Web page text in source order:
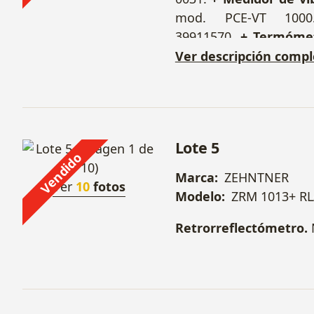
mod. PCE-VT
39911570. +
4 canales y 4 sondas
Ver descripción
Vendido
Ver 10 fotos
Lote 5
Marca: ZEHNTNER
Modelo: ZRM 1013+
Retrorreflectómetro.